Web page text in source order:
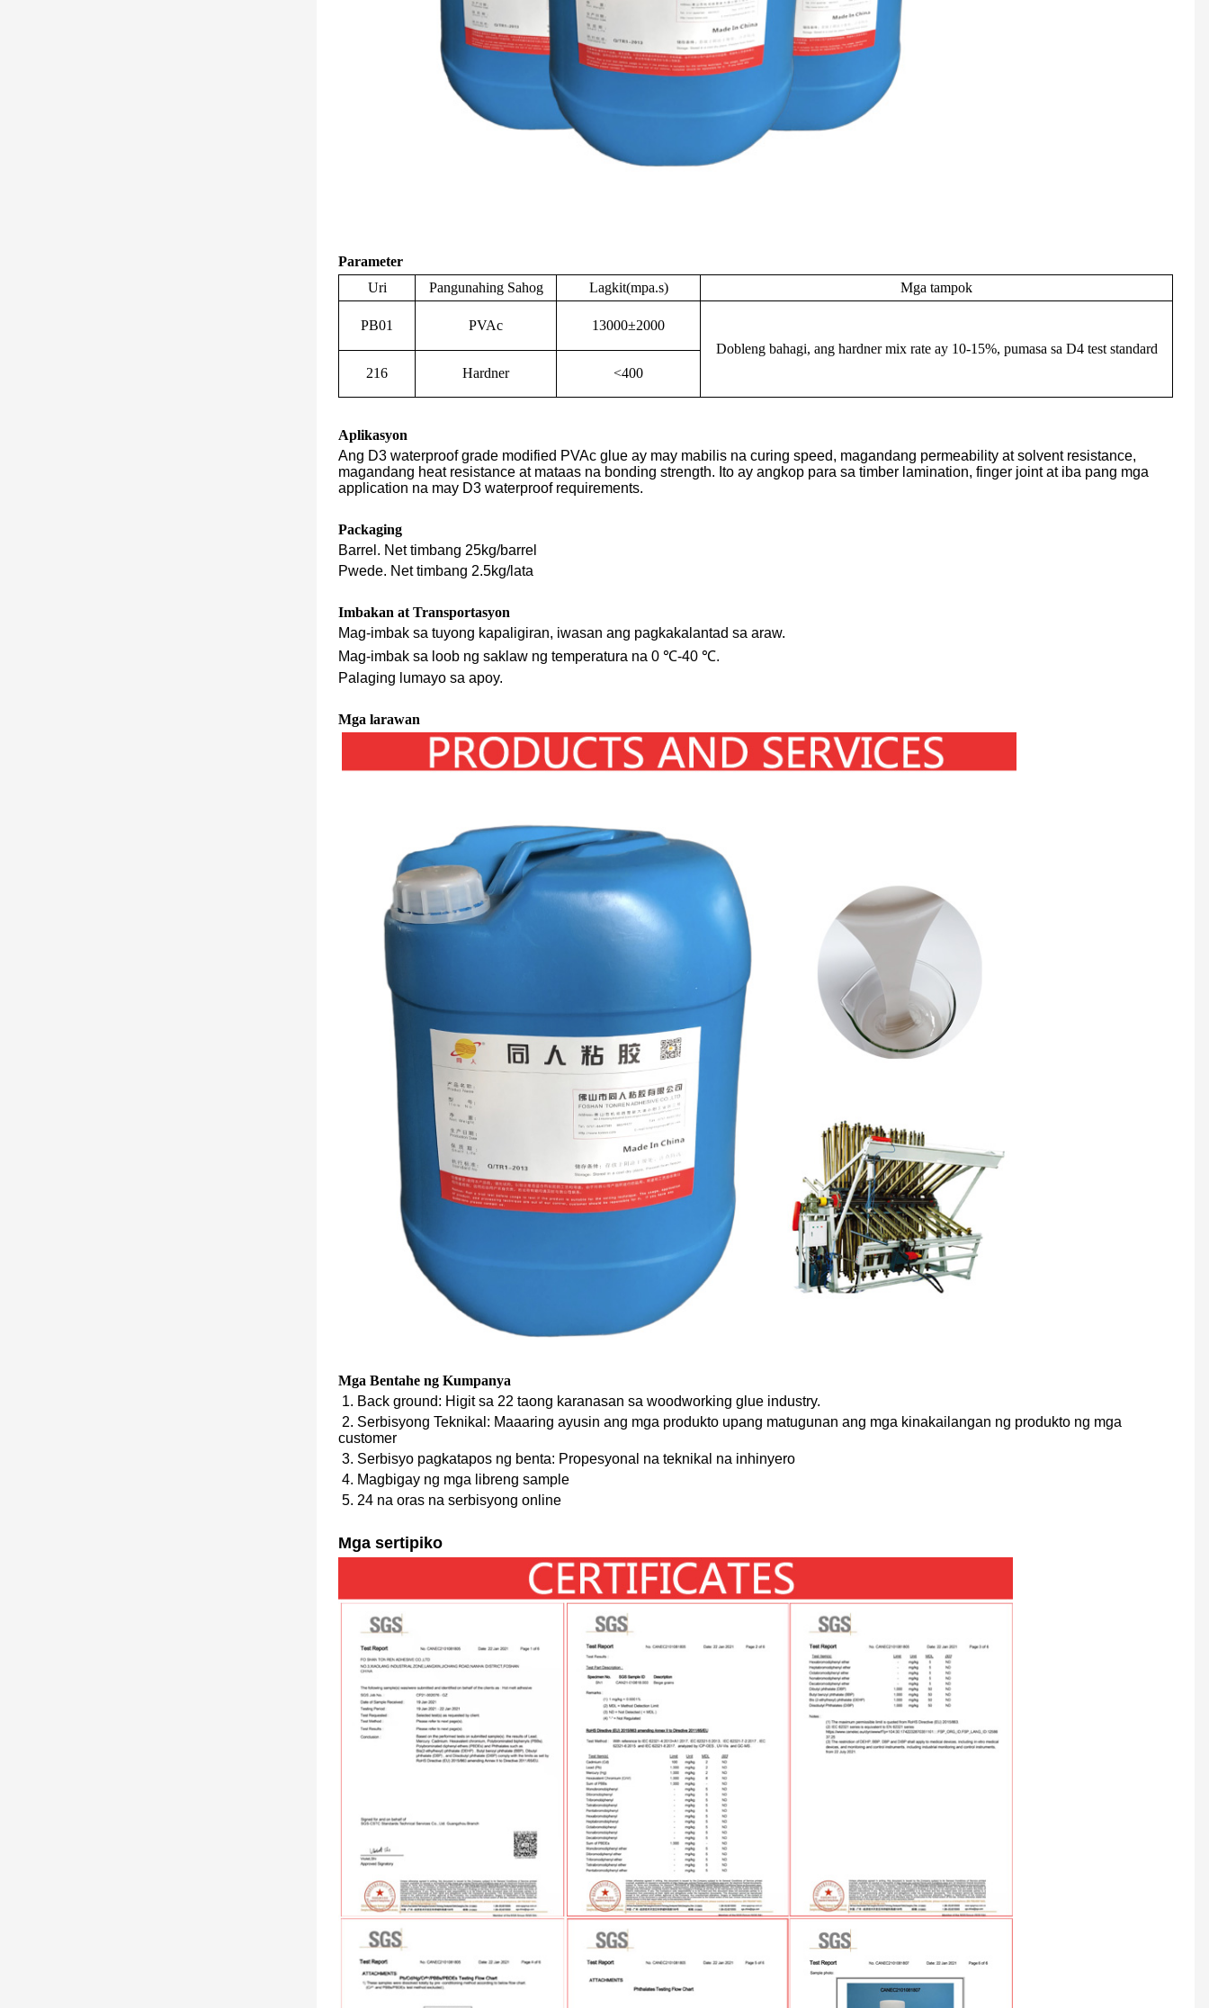
Parameter
Uri
Pangunahing Sahog Lagkit(mpa.s) Mga tampok
PB01 PVAc
13000±2000
Dobleng bahagi, ang hardner mix rate ay 10-15%, pumasa sa D4 test standard
216
Hardner <400
Aplikasyon
Ang D3 waterproof grade modified PVAc glue ay may mabilis na curing speed, magandang permeability at solvent resistance,
magandang heat resistance at mataas na bonding strength. Ito ay angkop para sa timber lamination, finger joint at iba pang mga
application na may D3 waterproof requirements.
Packaging
Barrel. Net timbang 25kg/barrel
Pwede. Net timbang 2.5kg/lata
Imbakan at Transportasyon
Mag-imbak sa tuyong kapaligiran, iwasan ang pagkakalantad sa araw.
Mag-imbak sa loob ng saklaw ng temperatura na 0 ℃-40 ℃.
Palaging lumayo sa apoy.
Mga larawan
Mga Bentahe ng Kumpanya
1. Back ground: Higit sa 22 taong karanasan sa woodworking glue industry.
2. Serbisyong Teknikal: Maaaring ayusin ang mga produkto upang matugunan ang mga kinakailangan ng produkto ng mga
customer
3. Serbisyo pagkatapos ng benta: Propesyonal na teknikal na inhinyero
4. Magbigay ng mga libreng sample
5. 24 na oras na serbisyong online
Mga sertipiko